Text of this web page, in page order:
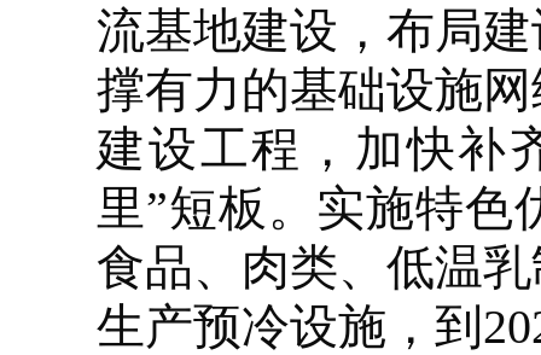
流基地建设，布局
撑有力的基础设施
建设工程，加快补
里”短板。实施特色
食品、肉类、低温
生产预冷设施，到